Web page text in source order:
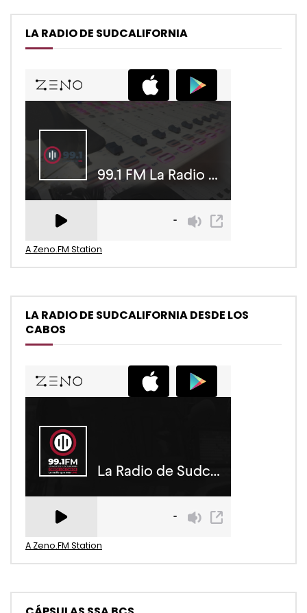
LA RADIO DE SUDCALIFORNIA
A Zeno.FM Station
LA RADIO DE SUDCALIFORNIA DESDE LOS
CABOS
A Zeno.FM Station